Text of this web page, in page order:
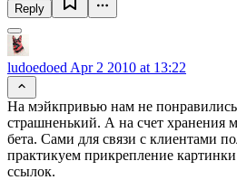
Reply
ludoedoed Apr 2 2010 at 13:22
На мэйкпривью нам не понравились
страшненький. А на счет хранения
бета. Сами для связи с клиентами
практикуем прикрепление
ссылок.